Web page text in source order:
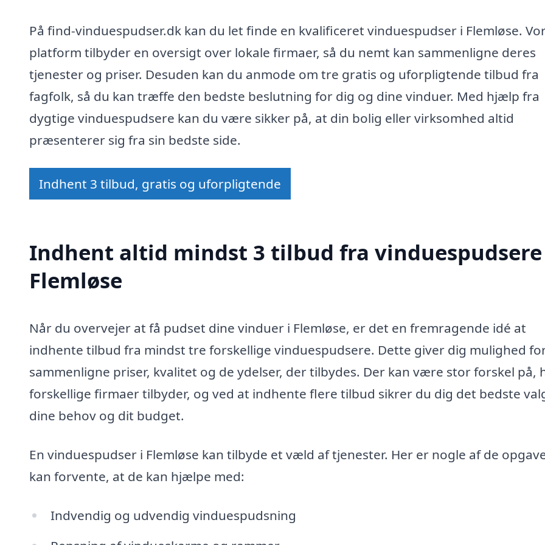
På find-vinduespudser.dk kan du let finde en kvalificeret vinduespudser i Flemløse.
platform tilbyder en oversigt over lokale firmaer, så du nemt kan sammenligne deres
tjenester og priser. Desuden kan du anmode om tre gratis og uforpligtende tilbud fra
fagfolk, så du kan træffe den bedste beslutning for dig og dine vinduer. Med hjælp fra
dygtige vinduespudsere kan du være sikker på, at din bolig eller virksomhed altid
præsenterer sig fra sin bedste side.
Indhent 3 tilbud, gratis og uforpligtende
Indhent altid mindst 3 tilbud fra
Flemløse
Når du overvejer at få pudset dine vinduer i Flemløse, er det en fremragende idé at
indhente tilbud fra mindst tre forskellige vinduespudsere. Dette giver dig mulighed
sammenligne priser, kvalitet og de ydelser, der tilbydes. Der kan være stor forskel på,
forskellige firmaer tilbyder, og ved at indhente flere tilbud sikrer du dig det bedste
dine behov og dit budget.
En vinduespudser i Flemløse kan tilbyde et væld af tjenester. Her er nogle af de
kan forvente, at de kan hjælpe med:
Indvendig og udvendig vinduespudsning